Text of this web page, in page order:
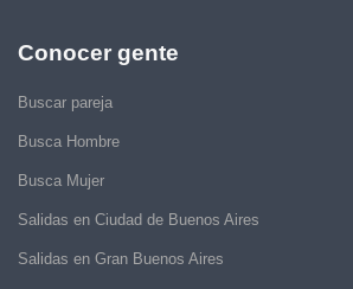
Conocer gente
Buscar pareja
Busca Hombre
Busca Mujer
Salidas en Ciudad de Buenos Aires
Salidas en Gran Buenos Aires